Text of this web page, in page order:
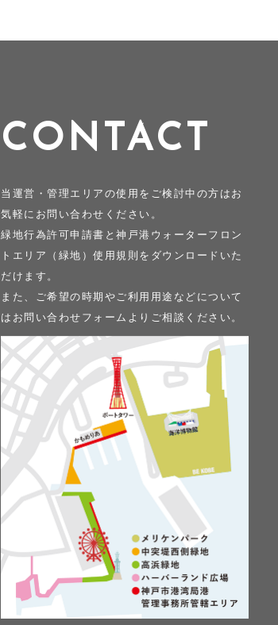
CONTACT
当運営・管理エリアの使用をご検討中の方は お
気軽にお問い合わせください。
緑地行為許可申請書と神戸港ウォーターフロン
トエリア（緑地）使用規則をダウンロードいた
だけます。
また、ご希望の時期やご利用用途などについて
はお問い合わせフォームよりご相談ください。